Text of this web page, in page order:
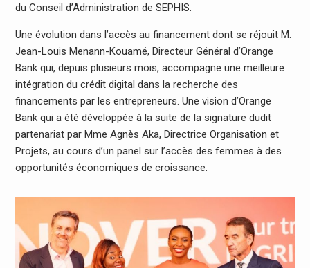
du Conseil d’Administration de SEPHIS.
Une évolution dans l’accès au financement dont se réjouit M.
Jean-Louis Menann-Kouamé, Directeur Général d’Orange
Bank qui, depuis plusieurs mois, accompagne une meilleure
intégration du crédit digital dans la recherche des
financements par les entrepreneurs. Une vision d’Orange
Bank qui a été développée à la suite de la signature dudit
partenariat par Mme Agnès Aka, Directrice Organisation et
Projets, au cours d’un panel sur l’accès des femmes à des
opportunités économiques de croissance.